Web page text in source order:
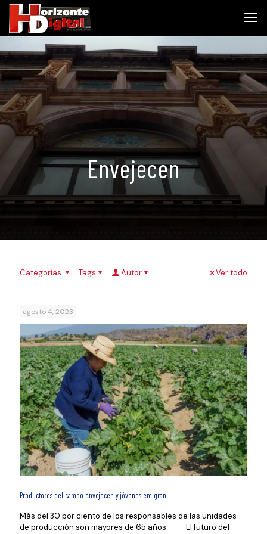
Envejecen
Categorías Tags Autor Ver todo
agosto 4, 2023
Productores del campo envejecen y jóvenes emigran
Más del 30 por ciento de los responsables de las unidades
de producción son mayores de 65 años. · El futuro del